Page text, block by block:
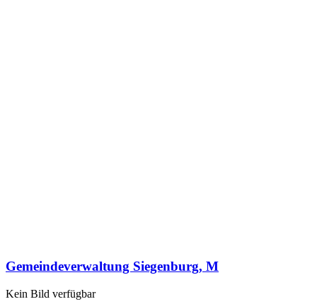
Gemeindeverwaltung Siegenburg, M
Kein Bild verfügbar